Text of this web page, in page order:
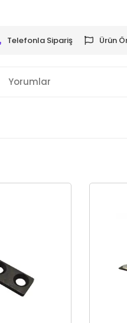
Telefonla Sipariş Ürün
Yorumlar